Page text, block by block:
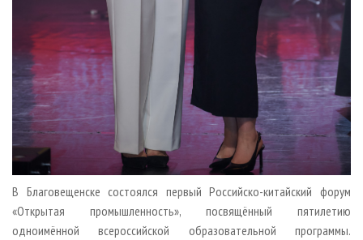
В Благовещенске состоялся первый Российско-китайский форум
«Открытая промышленность», посвящённый пятилетию
одноимённой всероссийской образовательной программы.